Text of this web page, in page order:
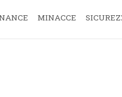
MINACCE